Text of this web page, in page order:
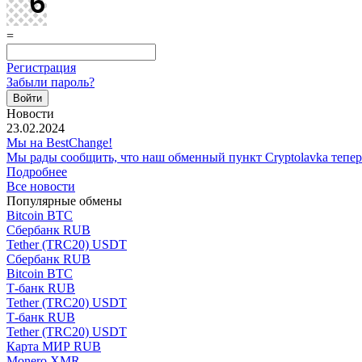
=
Регистрация
Забыли пароль?
Новости
23.02.2024
Мы на BestChange!
Мы рады сообщить, что наш обменный пункт Cryptolavka
Подробнее
Все новости
Популярные обмены
Bitcoin BTC
Сбербанк RUB
Tether (TRC20) USDT
Сбербанк RUB
Bitcoin BTC
Т-банк RUB
Tether (TRC20) USDT
Т-банк RUB
Tether (TRC20) USDT
Карта МИР RUB